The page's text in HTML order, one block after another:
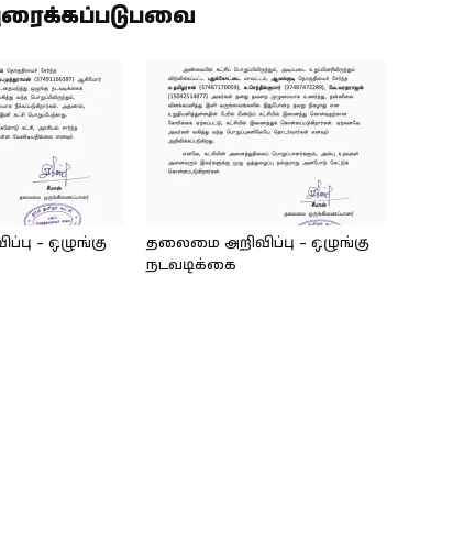
– ஒழுங்கு
தலைமை அறிவிப்பு – ஒழுங்கு
நடவடிக்கை